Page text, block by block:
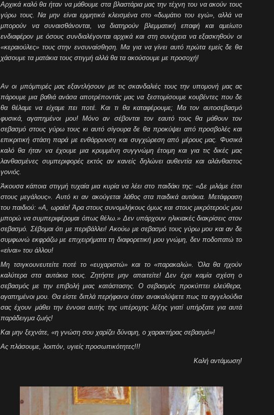
Αρχικά καλό θα ήταν να μάθουμε στα βλαστάρια μας την τέχνη του να ακούν τους
γύρω τους. Να μην είναι ερμητικά κλεισμένα στο «δωμάτιο του εγώ», αλλά να
μπορούν να συναισθάνονται, να διατηρούν βλεμματική επαφή και αμείωτο
ενδιαφέρον με όσους συνδιαλέγονται αρχικά και στη συνέχεια να εξασκηθούν οι
«κεραιούλες» τους στην ενσυναίσθηση. Μα για να γίνει αυτό πρώτα εμείς δε θα
χάσουμε τα ματάκια τους στιγμή αλλά θα τα ακούσουμε με προσοχή!
Αν οι μπόμπιρές μας εξαντλήσουν με τις σκανδαλιές τους την υπομονή μας ας
πάρουμε μια βαθιά ανάσα αποτρέποντάς μας να ξεστομίσουμε κουβέντες που δε
θα θέλαμε να είχαμε πει ποτέ. Και τι θα καταφέρουμε; Μα τον αυτοσεβασμό
φυσικά, αγαπημένοι μου! Μόνο αν σέβονται τον εαυτό τους θα μάθουν τον
σεβασμό στους γύρω τους κι αυτό σίγουρα δε θα προκύψει από προσβολές και
επικριτική στάση παρά με ενθάρρυνση και συγχώρεση από μέρους μας. Φυσικά
καλό θα ήταν να έχουμε μια κρυμμένη συγγνώμη έτοιμη και για τις δικές μας
λανθασμένες συμπεριφορές εκτός αν κανείς δηλώνει αυθεντία και αλάνθαστος
γονιός.
Άκουσα κάποια στιγμή τυχαία μια κυρία να λέει στο παιδάκι της: «Δε μιλάμε έτσι
στους μεγάλους». Αυτό κι αν ακούγεται λάθος στα παιδικά αυτάκια. Μετάφραση
του παιδιού: «Α, ωραία! Άρα στους συνομιλήκους όμως και στους μικρότερούς μου
μπορώ να συμπεριφέρομαι όπως θέλω.» Δεν υπάρχουν ηλικιακές διακρίσεις στον
σεβασμό. Σέβομαι ότι με περιβάλλει! Ακούω με σεβασμό τους γύρω μου και αν δε
συμφωνώ εκφράζω με επιχειρήματα τη διαφορετική μου γνώμη, δεν ποδοπατώ το
«είναι» του άλλου!
Μη τσιγκουνευτείτε ποτέ το «ευχαριστώ» και το «παρακαλώ». Όλα θα ηχούν
καλύτερα στα αυτάκια τους. Ζητήστε μην απαιτείτε! Δεν έχει καμία σχέση ο
σεβασμός με την επιβολή μιας κατάστασης. Ο σεβασμός προκύπτει ελεύθερα,
αγαπημένοι μου. Θα είστε διπλά περήφανοι όταν ανακαλύψετε πως τα αγγελούδια
σας έχουν μάθει την έννοια αυτής της υπέροχης λέξης γιατί υπήρξατε για αυτά
παράδειγμα ζωής!
Και μην ξεχνάτε, «η γνώση σου χαρίζει δύναμη, ο χαρακτήρας σεβασμό»!
Ας πλάσουμε, λοιπόν, υγιείς προσωπικότητες!!!
Καλή αντάμωση!